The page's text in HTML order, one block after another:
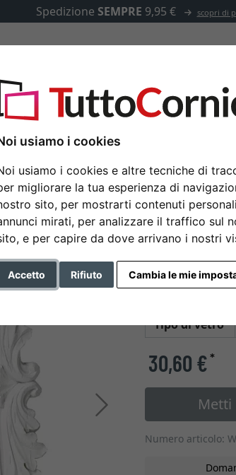
usiamo i cookies
usiamo i cookies e altre tecniche di
migliorare la tua esperienza di
sito, per mostrarti contenuti
mirati, per analizzare il traffico sul
e per capire da dove arrivano i nostri
Accetto Rifiuto Cambia le mie
Spedizione SEMPRE 9,95 € scopri di
Passepartout Accessori
Avanti
Portafoto
Cornice barocca
Colore
Tipo di vetro
30,60 €*
Metti
Numero articolo: